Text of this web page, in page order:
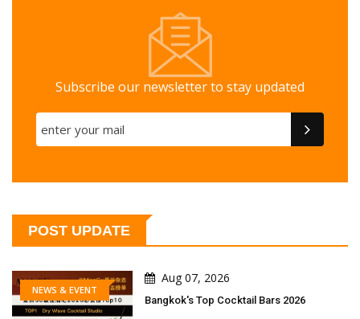
Subscribe our newsletter to stay updated
POST UPDATE
NEWS & EVENT
Aug 07, 2026
Bangkok's Top Cocktail Bars 2026